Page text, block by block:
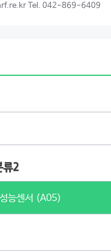
Tel. 042-869-6409
류2
능센서 (A05)